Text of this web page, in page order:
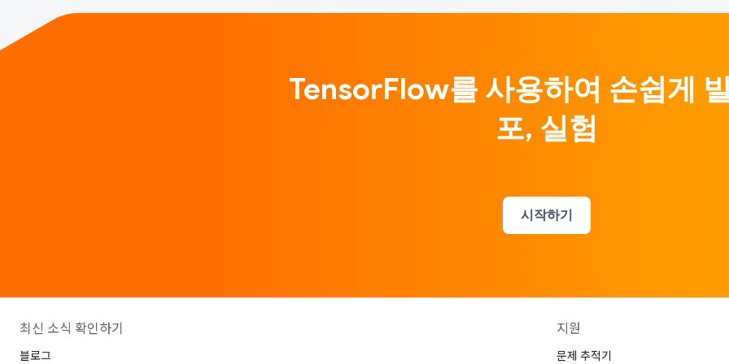
TensorFlow를 사용하여 손쉽게
포, 실험
시작하기
최신 소식 확인하기
블로그
지원
문제 추적기